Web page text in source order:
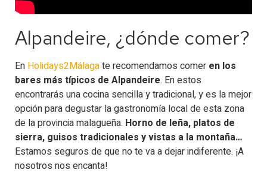
Alpandeire, ¿dónde comer?
En Holidays2Málagate recomendamos comer en los
bares más típicos de Alpandeire. En estos
encontrarás una cocina sencilla y tradicional, y es la mejor
opción para degustar la gastronomía local de esta zona
de la provincia malagueña. Horno de leña, platos de
sierra, guisos tradicionales y vistas a la montaña…
Estamos seguros de que no te va a dejar indiferente. ¡A
nosotros nos encanta!